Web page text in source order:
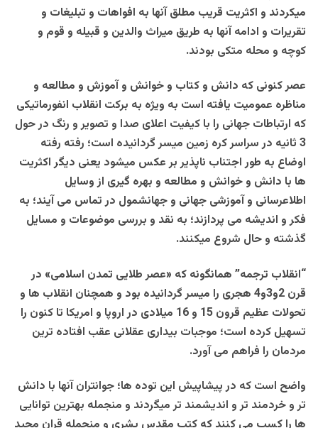
میکردند و اکثریت قریب مطلق آنها به افواهات و تبلیغات و
تقریرات و ادامه آنها به طریق میراث والدین و قبیله و قوم و
کوچه و محله متکی بودند.
عصر کنونی که دانش و کتاب و خوانش و آموزش و مطالعه و
مناظره عمومیت یافته است به ویژه به برکت انقلاب انفورماتیکی
که ارتباطات جهانی را با کیفیت اعلای صدا و تصویر و رنگ در حول
3 ثانیه در سراسر کره زمین میسر گردانیده است؛ رفته رفته
اوضاع به طور اجتناب ناپذیر بر عکس میشود یعنی دیگر اکثریت
ها با دانش و خوانش و مطالعه و بهره گیری از وسایل
اطلاعرسانی و آموزشی جهانی و جهانشمول در تماس می آیند؛ به
فکر و اندیشه می پردازند؛ به نقد و بررسی موضوعات و مسایل
گذشته و حال شروع میکنند.
“انقلاب ترجمه” همانگونه که «عصر طلایی تمدن اسلامی» در
قرن 2و3و4 هجری را میسر گردانیده بود و همچنان انقلاب ها و
تحولات عظیم قرون 15 و 16 میلادی در اروپا و امریکا تا کنون را
تسهیل کرده است؛ موجبات بیداری عقلانی عقب افتاده ترین
مردمان را فراهم می آورد.
واضح است که در پیشاپیش این توده ها؛ جوانتران آنها با دانش
تر و خردمند تر و اندیشمند تر میگردند و منجمله بهترین توانایی